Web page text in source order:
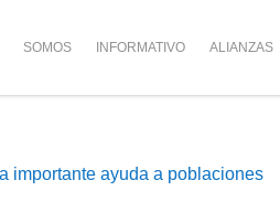
SOMOS INFORMATIVO ALIANZAS